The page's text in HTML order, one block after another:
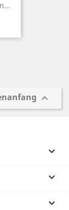



